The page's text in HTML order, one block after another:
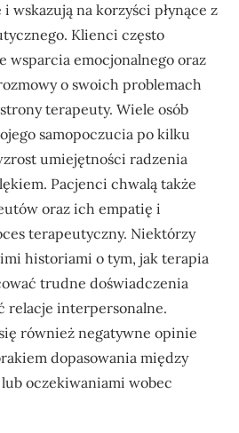
wskazują na korzyści płynące z
Klienci często
wsparcia emocjonalnego oraz
o swoich problemach
terapeuty. Wiele osób
samopoczucia po kilku
umiejętności radzenia
Pacjenci chwalą także
oraz ich empatię i
terapeutyczny. Niektórzy
historiami o tym, jak terapia
trudne doświadczenia
relacje interpersonalne.
również negatywne opinie
dopasowania między
oczekiwaniami wobec